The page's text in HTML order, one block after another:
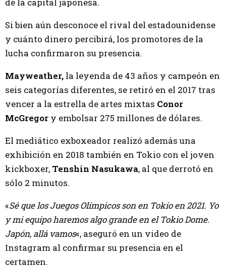
Si bien aún desconoce el rival del estadounidense
y cuánto dinero percibirá, los promotores de la
lucha confirmaron su presencia.
Mayweather, la leyenda de 43 años y campeón en
seis categorías diferentes, se retiró en el 2017 tras
vencer a la estrella de artes mixtas Conor
McGregor y embolsar 275 millones de dólares.
El mediático exboxeador realizó además una
exhibición en 2018 también en Tokio con el joven
kickboxer, Tenshin Nasukawa, al que derrotó en
sólo 2 minutos.
«Sé que los Juegos Olímpicos son en Tokio en 2021. Yo
y mi equipo haremos algo grande en el Tokio Dome.
Japón, allá vamos«, aseguró en un video de
Instagram al confirmar su presencia en el
certamen.